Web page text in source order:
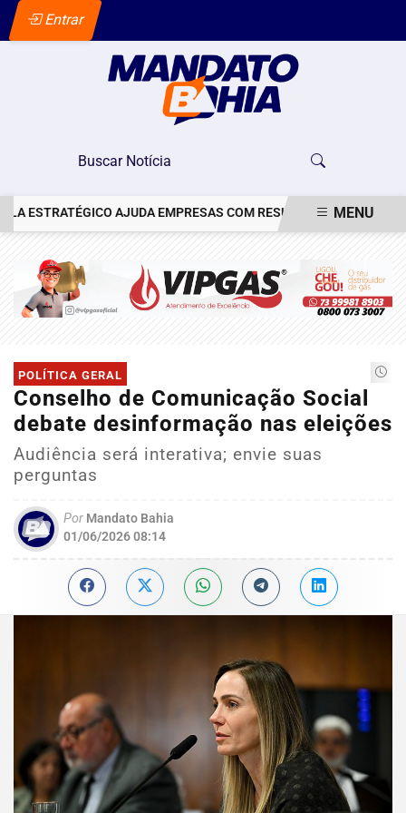
Entrar
AJUDA EMPRESAS COM RESULTADOS MENSURÁVEIS
MENU
POLÍTICA GERAL
Conselho de Comunicação Social
debate desinformação nas eleições
Audiência será interativa; envie suas
perguntas
Por Mandato Bahia
01/06/2026 08:14